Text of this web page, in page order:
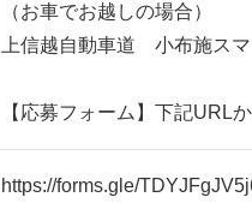
（お車でお越しの場合）
上信越自動車道 小布施ス
【応募フォーム】下記URL
https://forms.gle/